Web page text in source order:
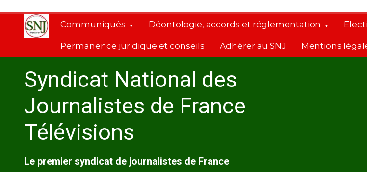
contenu
Communiqués Déontologie, accords et réglementation
Permanence juridique et conseils Adhérer au SNJ Mentions
Syndicat National des
Journalistes de France
Télévisions
Le premier syndicat de journalistes de France